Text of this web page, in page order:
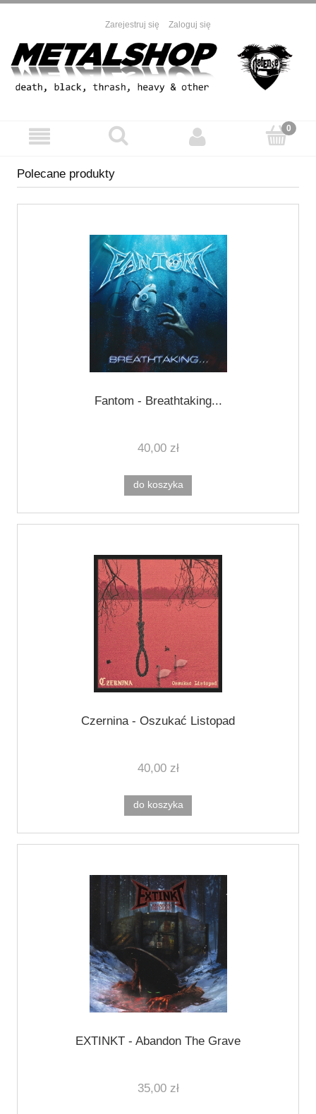
Zarejestruj się Zaloguj się
Polecane produkty
Fantom - Breathtaking...
40,00 zł
do koszyka
Czernina - Oszukać Listopad
40,00 zł
do koszyka
EXTINKT - Abandon The Grave
35,00 zł